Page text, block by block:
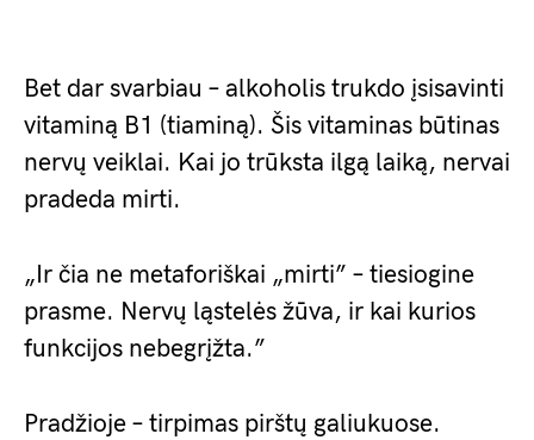
Bet dar svarbiau – alkoholis trukdo įsisavinti
vitaminą B1 (tiaminą). Šis vitaminas būtinas
nervų veiklai. Kai jo trūksta ilgą laiką, nervai
pradeda mirti.
„Ir čia ne metaforiškai „mirti” – tiesiogine
prasme. Nervų ląstelės žūva, ir kai kurios
funkcijos nebegrįžta.”
Pradžioje – tirpimas pirštų galiukuose.